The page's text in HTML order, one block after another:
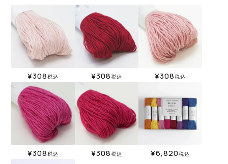
¥308税込 ¥308税込 ¥308税込
¥308税込 ¥308税込 ¥6,820税込